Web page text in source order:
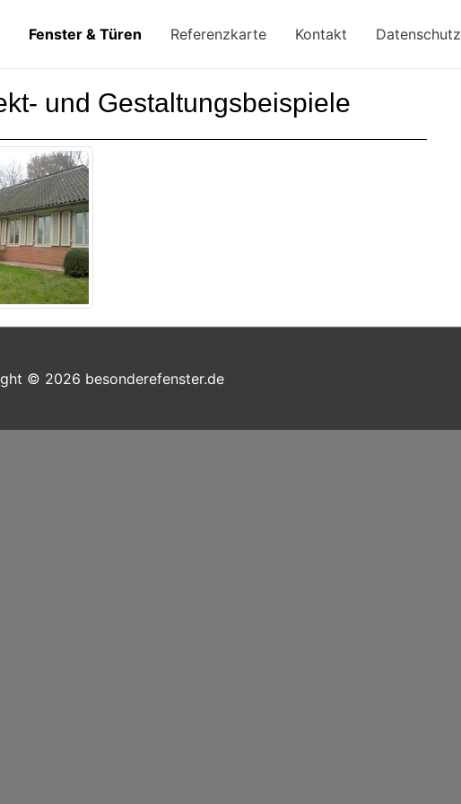
Fenster & Türen Referenzkarte Kontakt Datenschutz
und Gestaltungsbeispiele
© 2026 besonderefenster.de